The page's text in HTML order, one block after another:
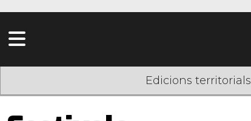
Edicions territorials